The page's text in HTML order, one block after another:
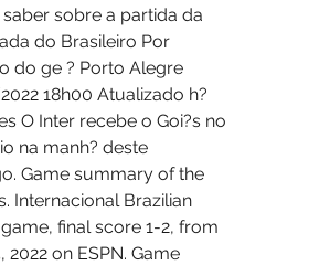
sobre a partida da
do Brasileiro Por
do ge ? Porto Alegre
18h00 Atualizado h?
O Inter recebe o Goi?s no
na manh? deste
Game summary of the
Internacional Brazilian
final score 1-2, from
2022 on ESPN. Game